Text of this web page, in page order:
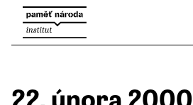
22. února 2000